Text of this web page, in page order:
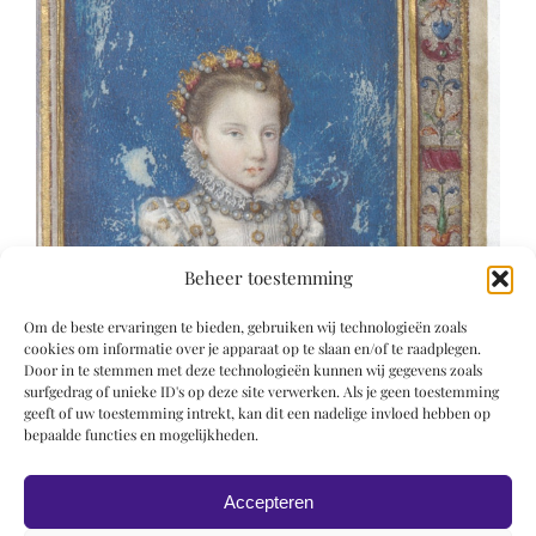
Beheer toestemming
Om de beste ervaringen te bieden, gebruiken wij technologieën zoals
cookies om informatie over je apparaat op te slaan en/of te raadplegen.
Door in te stemmen met deze technologieën kunnen wij gegevens zoals
surfgedrag of unieke ID's op deze site verwerken. Als je geen toestemming
geeft of uw toestemming intrekt, kan dit een nadelige invloed hebben op
bepaalde functies en mogelijkheden.
Accepteren